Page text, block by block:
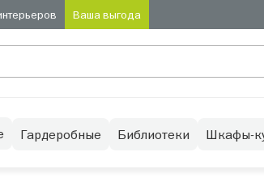
Ваша выгода
Гардеробные Библиотеки Шкафы-